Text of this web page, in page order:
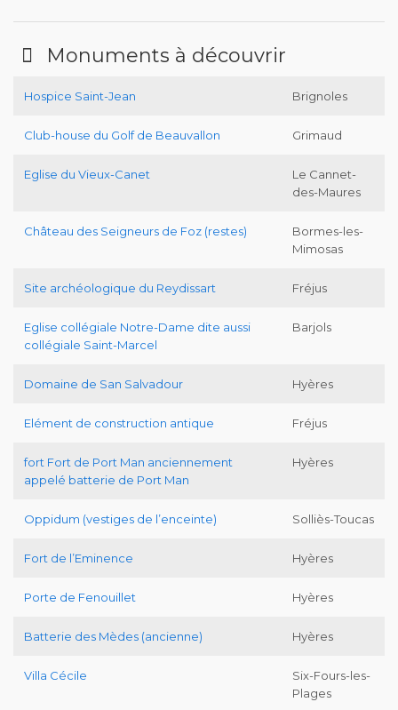
Monuments à découvrir
Hospice Saint-Jean Brignoles
Club-house du Golf de Beauvallon Grimaud
Eglise du Vieux-Canet
Le Cannet-
des-Maures
Château des Seigneurs de Foz (restes)
Bormes-les-
Mimosas
Site archéologique du Reydissart Fréjus
Eglise collégiale Notre-Dame dite aussi
collégiale Saint-Marcel
Barjols
Domaine de San Salvadour Hyères
Elément de construction antique Fréjus
fort Fort de Port Man anciennement
appelé batterie de Port Man
Hyères
Oppidum (vestiges de l’enceinte) Solliès-Toucas
Fort de l’Eminence Hyères
Porte de Fenouillet Hyères
Batterie des Mèdes (ancienne) Hyères
Villa Cécile
Six-Fours-les-
Plages